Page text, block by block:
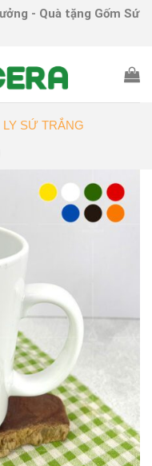
- Quà tặng Gốm Sứ
LY SỨ TRẮNG